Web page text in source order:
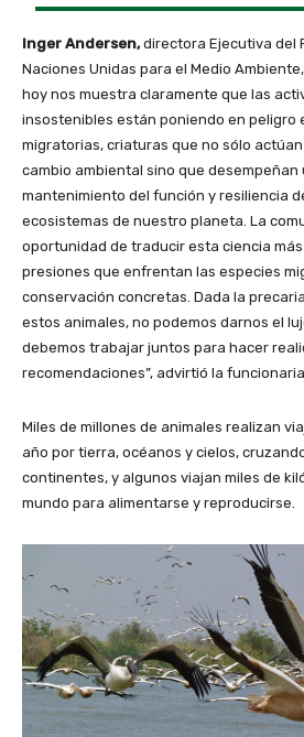
Inger Andersen,directora Ejecutiva del
Naciones Unidas para el Medio
hoy nos muestra claramente que las
insostenibles están poniendo en peligro
migratorias, criaturas que no sólo
cambio ambiental sino que desempeñan
mantenimiento del función y resiliencia
ecosistemas de nuestro planeta. La
oportunidad de traducir esta ciencia
presiones que enfrentan las especies
conservación concretas. Dada la
estos animales, no podemos darnos el
debemos trabajar juntos para hacer
recomendaciones”, advirtió la
Miles de millones de animales realizan
año por tierra, océanos y cielos,
continentes, y algunos viajan miles de
mundo para alimentarse y reproducirse.